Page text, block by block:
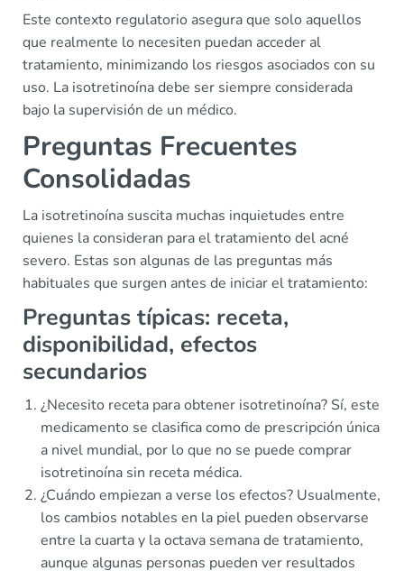
Este contexto regulatorio asegura que solo aquellos
que realmente lo necesiten puedan acceder al
tratamiento, minimizando los riesgos asociados con su
uso. La isotretinoína debe ser siempre considerada
bajo la supervisión de un médico.
Preguntas Frecuentes
Consolidadas
La isotretinoína suscita muchas inquietudes entre
quienes la consideran para el tratamiento del acné
severo. Estas son algunas de las preguntas más
habituales que surgen antes de iniciar el tratamiento:
Preguntas típicas: receta,
disponibilidad, efectos
secundarios
¿Necesito receta para obtener isotretinoína? Sí, este
medicamento se clasifica como de prescripción única
a nivel mundial, por lo que no se puede comprar
isotretinoína sin receta médica.
¿Cuándo empiezan a verse los efectos? Usualmente,
los cambios notables en la piel pueden observarse
entre la cuarta y la octava semana de tratamiento,
aunque algunas personas pueden ver resultados